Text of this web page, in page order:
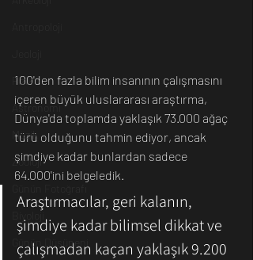
Fizik
Astronomi
Müzik
Zooloji
Biyoloji
Günün Düşüneni
100'den fazla bilim insanının çalışmasını
içeren büyük uluslararası araştırma,
Dünya'da toplamda yaklaşık 73.000 ağaç
türü olduğunu tahmin ediyor, ancak
şimdiye kadar bunlardan sadece
64.000'ini belgeledik.
Araştırmacılar, geri kalanın,
şimdiye kadar bilimsel dikkat ve
çalışmadan kaçan yaklaşık 9.200